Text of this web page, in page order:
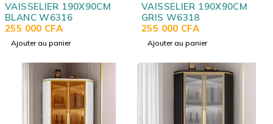
VAISSELIER 190X90CM
BLANC W6316
255 000 CFA
Ajouter au panier
VAISSELIER 190X90CM
GRIS W6318
255 000 CFA
Ajouter au panier